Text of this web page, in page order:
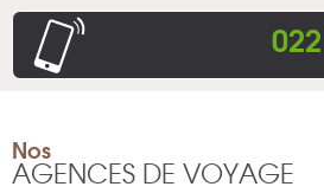
Nos
AGENCES DE VOYAGE